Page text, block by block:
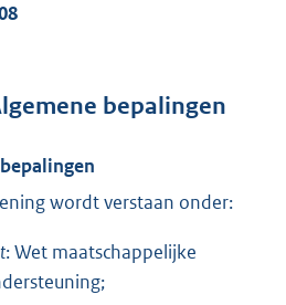
bepalingen
wordt verstaan onder:
: Wet maatschappelijke